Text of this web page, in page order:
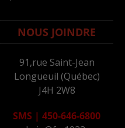
NOUS JOINDRE
91,rue Saint-Jean
Longueuil (Québec)
J4H 2W8
SMS | 450-646-6800